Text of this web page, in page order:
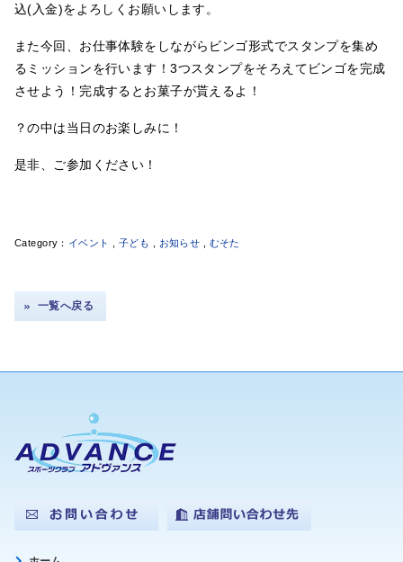
込(入金)をよろしくお願いします。
また今回、お仕事体験をしながらビンゴ形式でスタンプを集め
るミッションを行います！3つスタンプをそろえてビンゴを完成
させよう！完成するとお菓子が貰えるよ！
？の中は当日のお楽しみに！
是非、ご参加ください！
イベント , 子ども , お知らせ , むそた
一覧へ戻る